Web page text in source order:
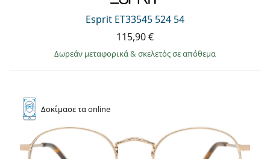
Esprit ET33545 524 54
115,90 €
Δωρεάν μεταφορικά& σκελετός σε απόθεμα
Δοκίμασετα online